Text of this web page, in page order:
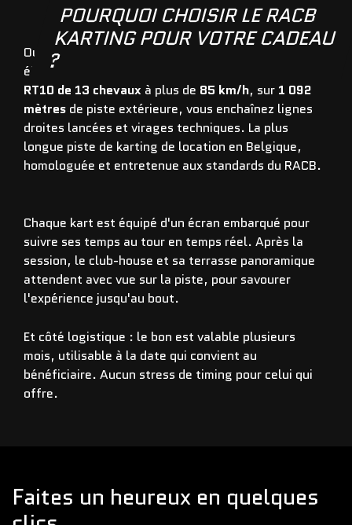
POURQUOI CHOISIR LE RACB
KARTING POUR VOTRE CADEAU
?
Oubliez les circuits indoor sombres et les karts
électriques trop sages. Ici, vous pilotez un
RT10 de 13 chevaux à plus de 85 km/h, sur 1 092
mètres de piste extérieure, vous enchaînez lignes
droites lancées et virages techniques. La plus
longue piste de karting de location en Belgique,
homologuée et entretenue aux standards du RACB.
Chaque kart est équipé d'un écran embarqué pour
suivre ses temps au tour en temps réel. Après la
session, le club-house et sa terrasse panoramique
attendent avec vue sur la piste, pour savourer
l'expérience jusqu'au bout.
Et côté logistique : le bon est valable plusieurs
mois, utilisable à la date qui convient au
bénéficiaire. Aucun stress de timing pour celui qui
offre.
Faites un heureux en quelques